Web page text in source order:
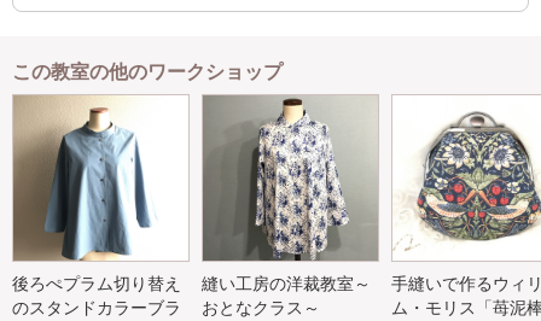
この教室の他のワークショップ
後ろぺプラム切り替え
のスタンドカラーブラ
縫い工房の洋裁教室～
おとなクラス～
手縫いで作るウィ
ム・モリス「苺泥